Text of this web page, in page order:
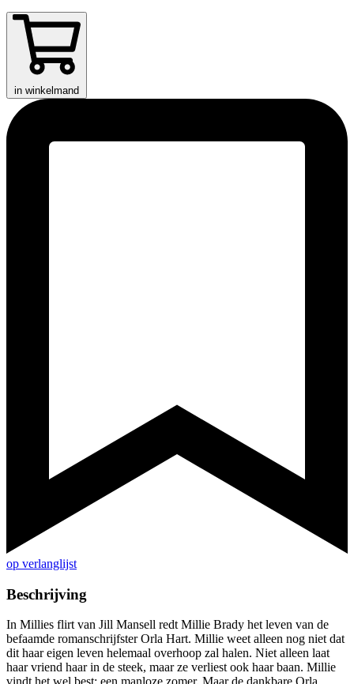
in winkelmand
op verlanglijst
Beschrijving
In Millies flirt van Jill Mansell redt Millie Brady het leven van de
befaamde romanschrijfster Orla Hart. Millie weet alleen nog niet dat
dit haar eigen leven helemaal overhoop zal halen. Niet alleen laat
haar vriend haar in de steek, maar ze verliest ook haar baan. Millie